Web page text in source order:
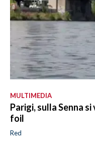
MULTIMEDIA
Parigi, sulla Senna
foil
Red